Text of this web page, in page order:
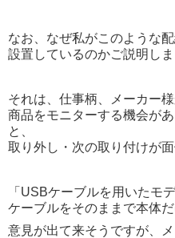
なお、なぜ私がこのような
設置しているのかご説明しま
それは、仕事柄、メーカー
商品をモニターする機会が
と、
取り外し・次の取り付けが面
「USBケーブルを用いたモ
ケーブルをそのままで本体
意見が出て来そうですが、